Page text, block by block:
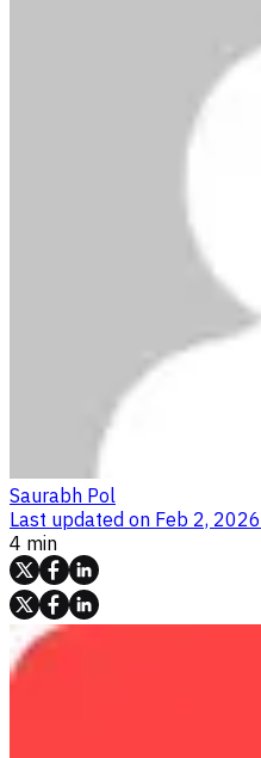
Saurabh Pol
Last updated on Feb 2, 2026
4 min